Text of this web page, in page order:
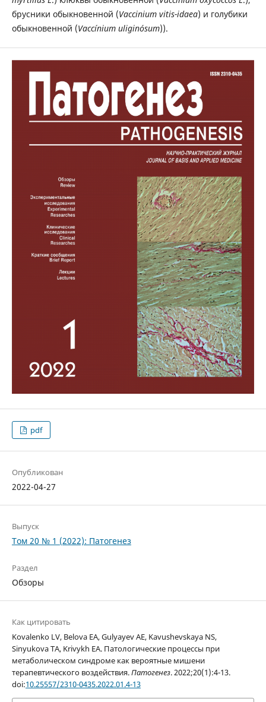
брусники обыкновенной (Vaccinium vitis-idaea) и голубики
обыкновенной (Vaccínium uliginósum)).
pdf
Опубликован
2022-04-27
Выпуск
Том 20 № 1 (2022): Патогенез
Раздел
Обзоры
Как цитировать
Kovalenko LV, Belova EA, Gulyayev AE, Kavushevskaya NS,
Sinyukova TA, Krivykh EA. Патологические процессы при
метаболическом синдроме как вероятные мишени
терапевтического воздействия.Патогенез. 2022;20(1):4-13.
doi:10.25557/2310-0435.2022.01.4-13